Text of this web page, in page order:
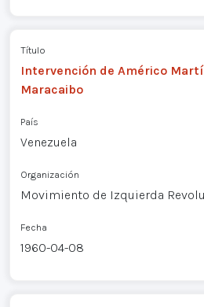
Título
Intervención de Américo
Maracaibo
País
Venezuela
Organización
Movimiento de Izquierda
Fecha
1960-04-08